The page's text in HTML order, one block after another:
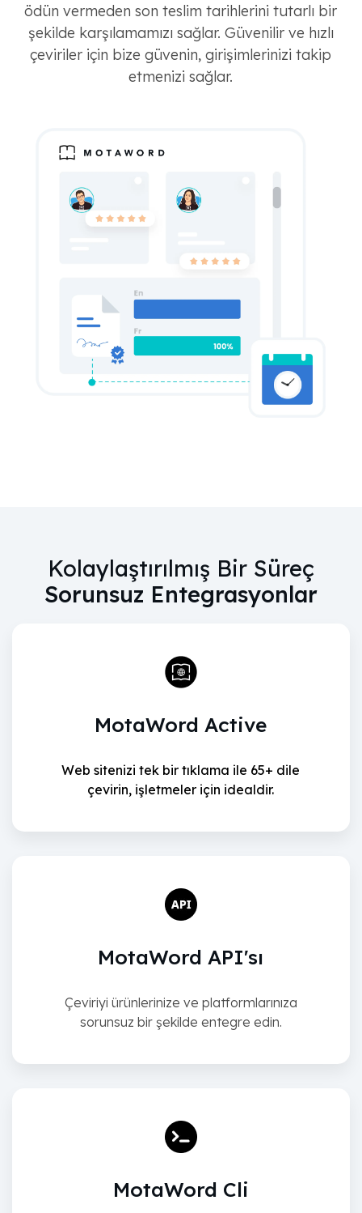
ödün vermeden son teslim tarihlerini tutarlı bir
şekilde karşılamamızı sağlar. Güvenilir ve hızlı
çeviriler için bize güvenin, girişimlerinizi takip
etmenizi sağlar.
Kolaylaştırılmış Bir Süreç
Sorunsuz Entegrasyonlar
MotaWord Active
Web sitenizi tek bir tıklama ile 65+ dile
çevirin, işletmeler için idealdir.
MotaWord API'sı
Çeviriyi ürünlerinize ve platformlarınıza
sorunsuz bir şekilde entegre edin.
MotaWord Cli